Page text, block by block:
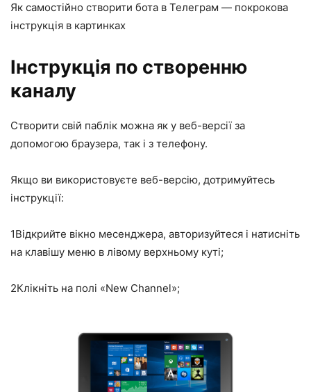
Як самостійно створити бота в Телеграм — покрокова
інструкція в картинках
Інструкція по створенню
каналу
Створити свій паблік можна як у веб-версії за
допомогою браузера, так і з телефону.
Якщо ви використовуєте веб-версію, дотримуйтесь
інструкції:
1Відкрийте вікно месенджера, авторизуйтеся і натисніть
на клавішу меню в лівому верхньому куті;
2Клікніть на полі «New Channel»;